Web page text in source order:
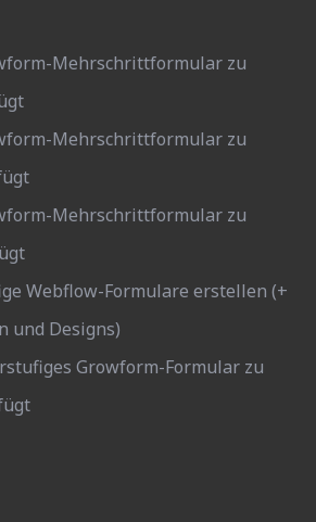
Mehrschrittformular zu
Mehrschrittformular zu
Mehrschrittformular zu
Webflow-Formulare erstellen (+
und Designs)
Growform-Formular zu